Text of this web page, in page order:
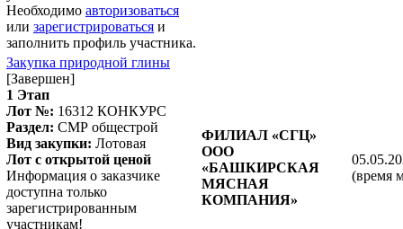
Необходимо авторизоваться
или зарегистрироваться и
заполнить профиль участника.
Закупка природной глины
[Завершен]
1 Этап
Лот №: 16312 КОНКУРС
Раздел: СМР общестрой
Вид закупки: Лотовая
Лот с открытой ценой
Информация о заказчике
доступна только
зарегистрированным
участникам!
ФИЛИАЛ «СГЦ»
ООО
«БАШКИРСКАЯ
МЯСНАЯ
КОМПАНИЯ»
(время